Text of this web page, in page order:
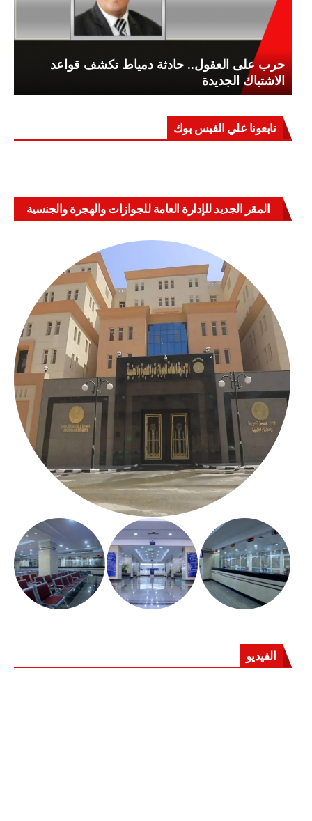
حرب على العقول.. حادثة دمياط تكشف قواعد
الاشتباك الجديدة
تابعونا علي الفيس بوك
المقر الجديد للإدارة العامة للجوازات والهجرة والجنسية
الفيديو